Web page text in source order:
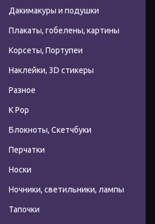
Дакимакуры и подушки
Плакаты, гобелены, картины
Корсеты, Портупеи
Наклейки, 3D стикеры
Разное
К Pop
Блокноты, Скетчбуки
Перчатки
Носки
Ночники, светильники, лампы
Тапочки